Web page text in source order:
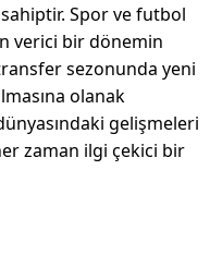
Spor ve futbol
verici bir dönemin
sezonunda yeni
olanak
gelişmeleri
zaman ilgi çekici bir